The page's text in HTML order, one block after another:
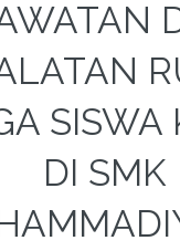
SISWA
DI SMK